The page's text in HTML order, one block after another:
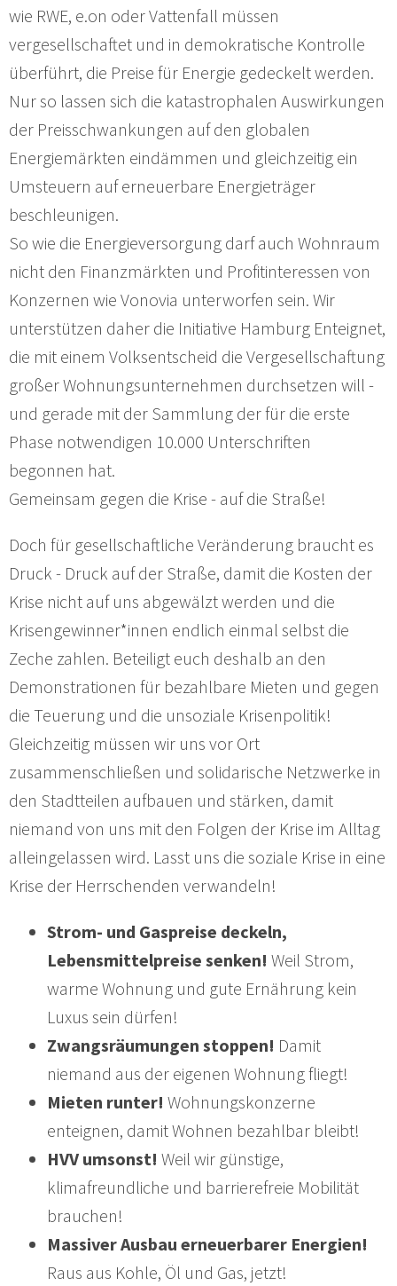
wie RWE, e.on oder Vattenfall müssen
vergesellschaftet und in demokratische Kontrolle
überführt, die Preise für Energie gedeckelt werden.
Nur so lassen sich die katastrophalen Auswirkungen
der Preisschwankungen auf den globalen
Energiemärkten eindämmen und gleichzeitig ein
Umsteuern auf erneuerbare Energieträger
beschleunigen.
So wie die Energieversorgung darf auch Wohnraum
nicht den Finanzmärkten und Profitinteressen von
Konzernen wie Vonovia unterworfen sein. Wir
unterstützen daher die Initiative Hamburg Enteignet,
die mit einem Volksentscheid die Vergesellschaftung
großer Wohnungsunternehmen durchsetzen will -
und gerade mit der Sammlung der für die erste
Phase notwendigen 10.000 Unterschriften
begonnen hat.
Gemeinsam gegen die Krise - auf die Straße!
Doch für gesellschaftliche Veränderung braucht es
Druck - Druck auf der Straße, damit die Kosten der
Krise nicht auf uns abgewälzt werden und die
Krisengewinner*innen endlich einmal selbst die
Zeche zahlen. Beteiligt euch deshalb an den
Demonstrationen für bezahlbare Mieten und gegen
die Teuerung und die unsoziale Krisenpolitik!
Gleichzeitig müssen wir uns vor Ort
zusammenschließen und solidarische Netzwerke in
den Stadtteilen aufbauen und stärken, damit
niemand von uns mit den Folgen der Krise im Alltag
alleingelassen wird. Lasst uns die soziale Krise in eine
Krise der Herrschenden verwandeln!
Strom- und Gaspreise deckeln,
Lebensmittelpreise senken! Weil Strom,
warme Wohnung und gute Ernährung kein
Luxus sein dürfen!
Zwangsräumungen stoppen! Damit
niemand aus der eigenen Wohnung fliegt!
Mieten runter! Wohnungskonzerne
enteignen, damit Wohnen bezahlbar bleibt!
HVV umsonst! Weil wir günstige,
klimafreundliche und barrierefreie Mobilität
brauchen!
Massiver Ausbau erneuerbarer Energien!
Raus aus Kohle, Öl und Gas, jetzt!